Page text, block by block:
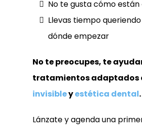
No te gusta cómo
Llevas tiempo
dónde empezar
No te preocupes, te
tratamientos adaptados
invisibleyestética dental.
Lánzate y agenda una